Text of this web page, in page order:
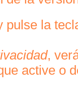
pulse la
,
active o